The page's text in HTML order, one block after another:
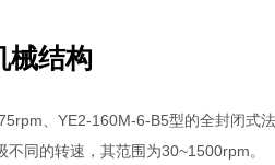
械结构
、YE2-160M-6-B5型的全封闭式
同的转速，其范围为30~1500rpm。